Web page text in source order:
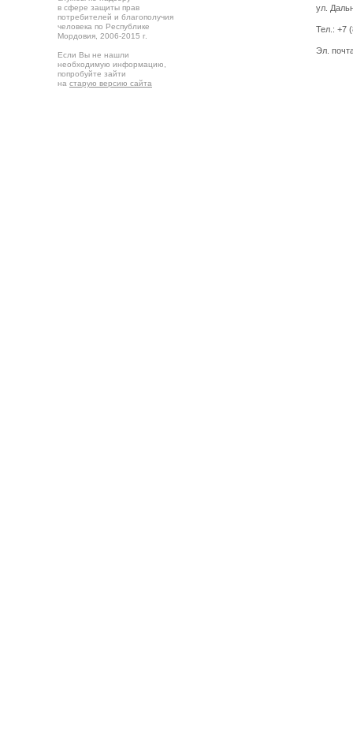
в сфере защиты прав
потребителей и благополучия
человека по Республике
Мордовия, 2006-2015 г.
Если Вы не нашли
необходимую информацию,
попробуйте зайти
на старую версию сайта
ул.
Тел.: +7
Эл.